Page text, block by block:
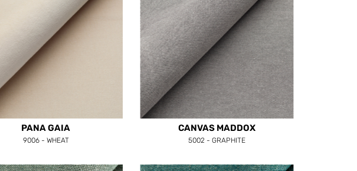
PANA GAIA
9006 - WHEAT
CANVAS MADDOX
5002 - GRAPHITE